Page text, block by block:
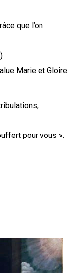
que l’on
Marie et Gloire.
pour vous ».